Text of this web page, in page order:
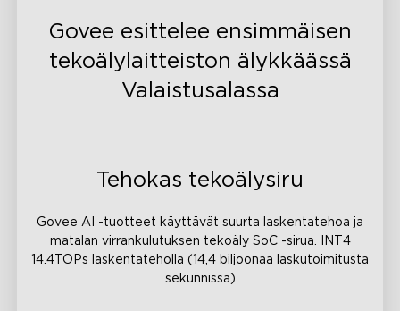
Govee esittelee ensimmäisen
tekoälylaitteiston älykkäässä
Valaistusalassa
Tehokas tekoälysiru
Govee AI -tuotteet käyttävät suurta laskentatehoa ja
matalan virrankulutuksen tekoäly SoC -sirua. INT4
14.4TOPs laskentateholla (14,4 biljoonaa laskutoimitusta
sekunnissa)